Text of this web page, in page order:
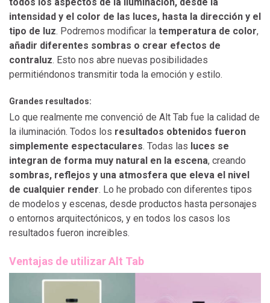
intensidad y el color de las luces, hasta la dirección y el
tipo de luz. Podremos modificar la temperatura de color,
añadir diferentes sombras o crear efectos de
contraluz. Esto nos abre nuevas posibilidades
permitiéndonos transmitir toda la emoción y estilo.
Grandes resultados:
Lo que realmente me convenció de Alt Tab fue la calidad de
la iluminación. Todos los resultados obtenidos fueron
simplemente espectaculares. Todas las luces se
integran de forma muy natural en la escena, creando
sombras, reflejos y una atmosfera que eleva el nivel
de cualquier render. Lo he probado con diferentes tipos
de modelos y escenas, desde productos hasta personajes
o entornos arquitectónicos, y en todos los casos los
resultados fueron increibles.
Ventajas de utilizar Alt Tab